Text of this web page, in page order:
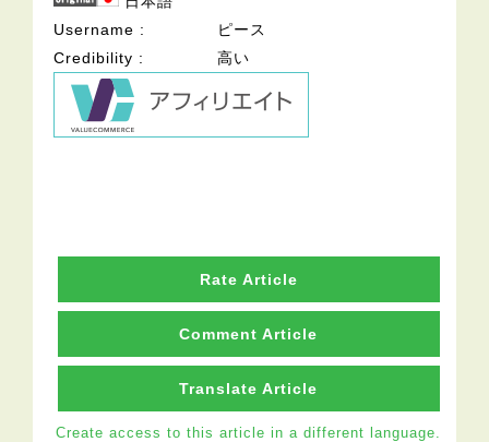
Username
ピース
Credibility
高い
Rate Article
Comment Article
Translate Article
Create access to this article in a different language.